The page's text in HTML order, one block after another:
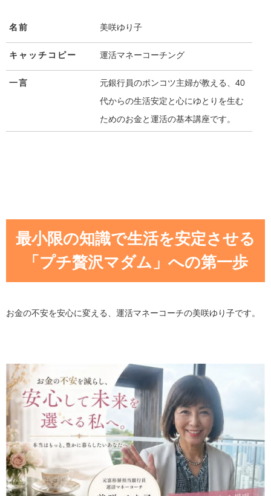
名前 美咲ゆり子
キャッチコピー 運活マネーコーチング
一言
元銀行員のポンコツ主婦が教える、40
代からの生活安定と心にゆとりを生む
ためのお金と運活の基本講座です。
最小限の知識で生活を安定させる
「プチ贅沢マダム」への第一歩
お金の不安を安心に変える、運活マネーコーチの美咲ゆり子です。